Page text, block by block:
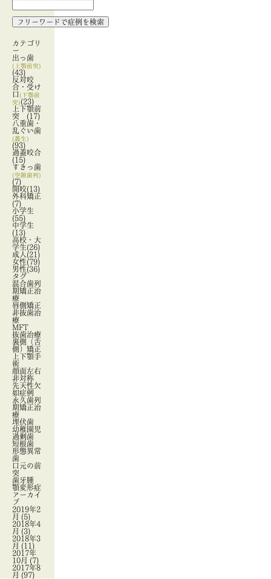
カテゴリ
ー
出っ歯
(上顎前突)
(43)
反対咬
合・受け
口 (下顎前
突)(23)
上下顎前
突 (17)
八重歯・
乱ぐい歯
(叢生)
(93)
過蓋咬合
(15)
すきっ歯
(空隙歯列)
(7)
開咬(13)
外科矯正
(7)
小学生
(55)
中学生
(13)
高校・大
学生(26)
成人 (21)
女性(79)
男性(36)
タグ
混合歯列
期矯正治
療
唇側矯正
非抜歯治
療
MFT
抜歯治療
裏側（舌
側）矯正
上下顎手
術
顔面左右
非対称
先天性欠
如症例
永久歯列
期矯正治
療
埋伏歯
幼稚園児
過剰歯
短根歯
形態異常
歯
口元の前
突
歯牙腫
顎変形症
アーカイ
ブ
2019年2
月 (5)
2018年4
月 (3)
2018年3
月 (11)
2017年
10月 (7)
2017年8
月 (97)